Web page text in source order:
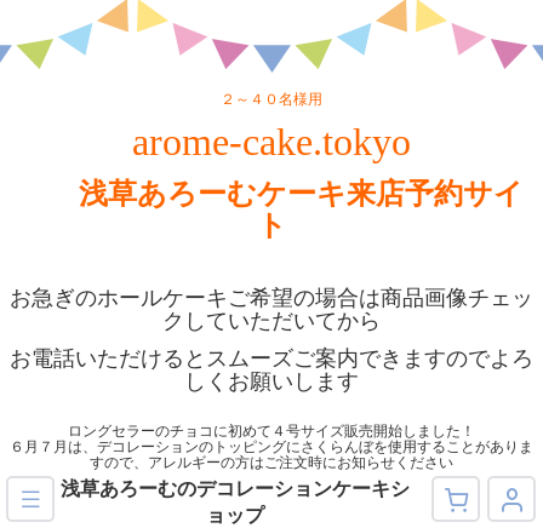
２～４０名様用
arome-cake.tokyo
浅草あろーむケーキ来店予約サイ
ト
お急ぎのホールケーキご希望の場合は商品画像チェッ
クしていただいてから
お電話いただけるとスムーズご案内できますのでよろ
しくお願いします
ロングセラーのチョコに初めて４号サイズ販売開始しました！
６月７月は、デコレーションのトッピングにさくらんぼを使用することがありま
すので、アレルギーの方はご注文時にお知らせください
浅草あろーむのデコレーションケーキシ
ョップ